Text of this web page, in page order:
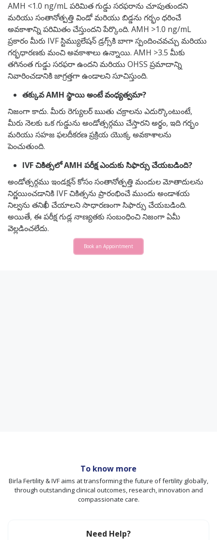
AMH <1.0 ng/mL పరిమిత గుడ్డు సరఫరాను చూపుతుందని
మరియు సంతానోత్పత్తి విండో మరియు బిడ్డను గర్భం ధరించే
అవకాశాన్ని పరిమితం చేస్తుందని పేర్కొంది. AMH >1.0 ng/mL
ప్రకారం మీరు IVF స్టిమ్యులేషన్ డ్రగ్స్‌కి బాగా స్పందించవచ్చు మరియు
గర్భధారణకు మంచి అవకాశాలు ఉన్నాయి. AMH >3.5 మీకు
తగినంత గుడ్డు సరఫరా ఉందని మరియు OHSS ప్రమాదాన్ని
నివారించడానికి జాగ్రత్తగా ఉండాలని సూచిస్తుంది.
తక్కువ AMH స్థాయి అంటే వంధ్యత్వమా?
నిజంగా కాదు. మీరు రెగ్యులర్ ఋతు చక్రాలను ఎదుర్కొంటుంటే,
మీరు నెలకు ఒక గుడ్డును అండోత్సర్గము చేస్తారని అర్థం, ఇది గర్భం
మరియు సహజ ఫలదీకరణ ప్రక్రియ యొక్క అవకాశాలను
పెంచుతుంది.
IVF చికిత్సలో AMH పరీక్ష ఎందుకు సిఫార్సు చేయబడింది?
అండోత్సర్గము ఇండక్షన్ కోసం సంతానోత్పత్తి మందుల మోతాదులను
నిర్ణయించడానికి IVF చికిత్సను ప్రారంభించే ముందు అండాశయ
నిల్వను తనిఖీ చేయాలని సాధారణంగా సిఫార్సు చేయబడింది.
అయితే, ఈ పరీక్ష గుడ్ల నాణ్యతకు సంబంధించి నిజంగా ఏమీ
వెల్లడించలేదు.
Book an Appointment
To know more
Birla Fertility & IVF aims at transforming the future of fertility globally,
through outstanding clinical outcomes, research, innovation and
compassionate care.
Need Help?